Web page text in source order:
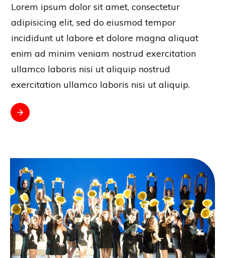
Lorem ipsum dolor sit amet, consectetur
adipisicing elit, sed do eiusmod tempor
incididunt ut labore et dolore magna aliquat
enim ad minim veniam nostrud exercitation
ullamco laboris nisi ut aliquip nostrud
exercitation ullamco laboris nisi ut aliquip.